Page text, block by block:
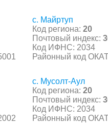
с. Майртуп
Код региона: 20
Почтовый индекс:
Код ИФНС: 2034
Районный код
с. Мусолт-Аул
Код региона: 20
Почтовый индекс:
Код ИФНС: 2034
Районный код